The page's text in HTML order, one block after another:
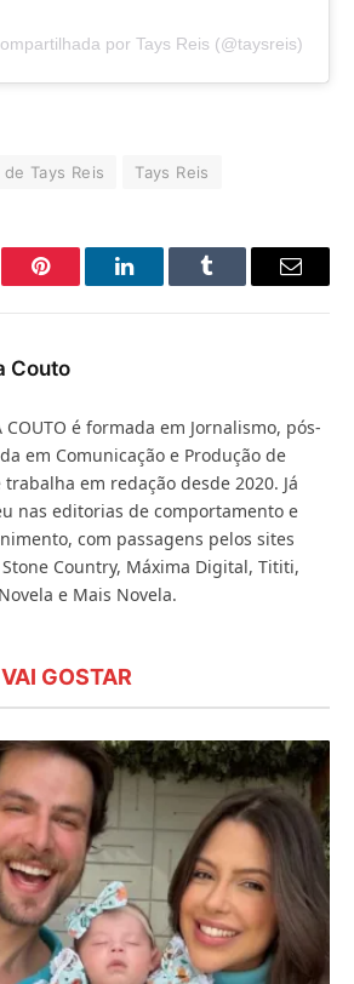
por Tays Reis (@taysreis)
Tays Reis Tays Reis
Pinterest LinkedInTumblr
E-
Couto
COUTO é formada em Jornalismo, pós-
em Comunicação e Produção de
trabalha em redação desde 2020. Já
nas editorias de comportamento e
com passagens pelos sites
Country, Máxima Digital, Tititi,
e Mais Novela.
GOSTAR